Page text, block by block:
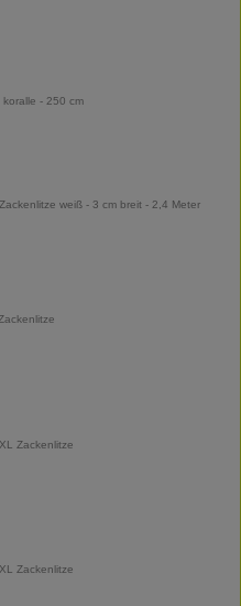
koralle - 250 cm
weiß - 3 cm breit - 2,4 Meter
Zackenlitze
Zackenlitze